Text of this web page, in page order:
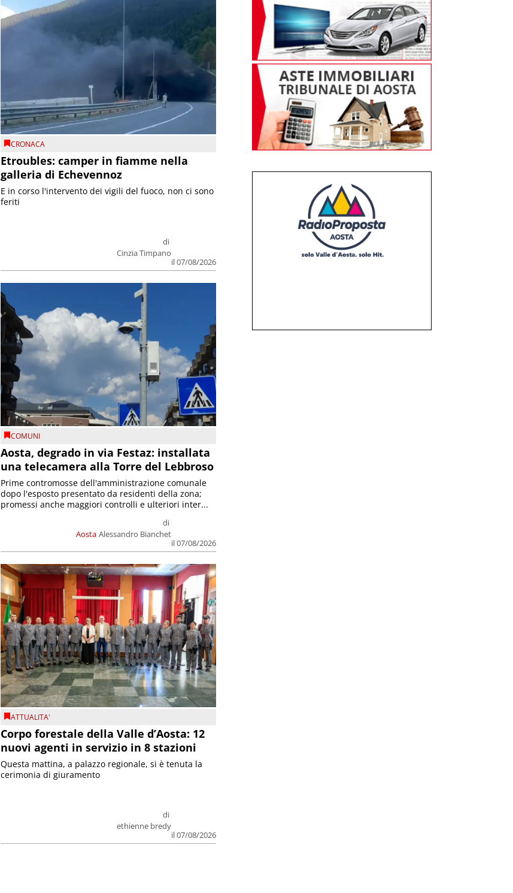
CRONACA
Etroubles: camper in fiamme nella
galleria di Echevennoz
di
Cinzia Timpano
il 07/08/2026
E in corso l'intervento dei vigili del fuoco, non ci sono
feriti
COMUNI
Aosta, degrado in via Festaz: installata
una telecamera alla Torre del Lebbroso
Aosta
di
Alessandro Bianchet
il 07/08/2026
Prime contromosse dell'amministrazione comunale
dopo l'esposto presentato da residenti della zona;
promessi anche maggiori controlli e ulteriori inter...
ATTUALITA'
Corpo forestale della Valle d’Aosta: 12
nuovi agenti in servizio in 8 stazioni
di
ethienne bredy
il 07/08/2026
Questa mattina, a palazzo regionale, si è tenuta la
cerimonia di giuramento